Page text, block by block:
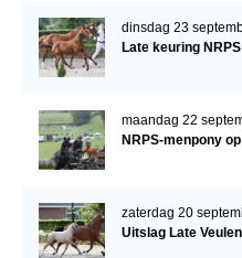
dinsdag 23
Late keuring NRPS
maandag 22
NRPS-menpony
zaterdag 20
Uitslag Late